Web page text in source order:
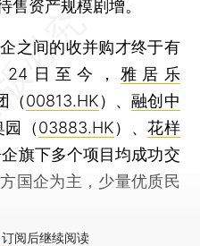
售资产规模剧增。
间的收并购才终于有
日至今， 雅居乐
（00813.HK）、融创中
园（03883.HK）、花样
旗下多个项目均成功交
国企为主，少量优质民
阅后继续阅读